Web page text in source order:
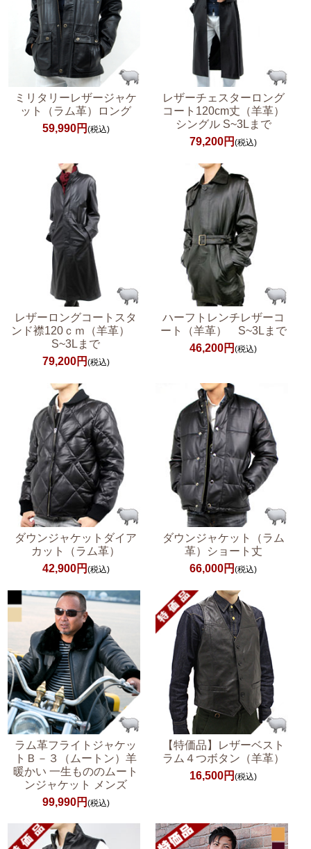
ミリタリーレザージャケ
ット（ラム革）ロング
59,990円 (税込)
レザーチェスターロング
コート120cm丈（羊革）
シングル S~3Lまで
79,200円(税込)
レザーロングコートスタ
ンド襟120ｃｍ（羊革）
S~3Lまで
79,200円 (税込)
ハーフトレンチレザーコ
ート（羊革） S~3Lまで
46,200円(税込)
ダウンジャケットダイア
カット（ラム革）
42,900円 (税込)
ダウンジャケット（ラム
革）ショート丈
66,000円(税込)
ラム革フライトジャケッ
トＢ－３（ムートン）羊
暖かい 一生もののムート
ンジャケット メンズ
99,990円 (税込)
【特価品】レザーベスト
ラム４つボタン（羊革）
16,500円(税込)